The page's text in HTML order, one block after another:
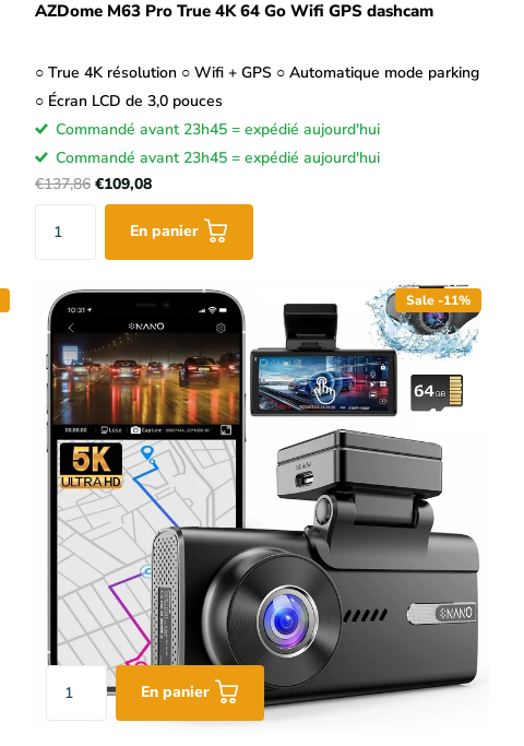
AZDome M63 Pro True 4K 64 Go Wifi GPS dashcam
○ True 4K résolution ○ Wifi + GPS ○ Automatique mode parking
○ Écran LCD de 3,0 pouces
Commandé avant 23h45 = expédié aujourd'hui
Commandé avant 23h45 = expédié aujourd'hui
€137,86 €109,08
En panier
Sale -11%
En panier